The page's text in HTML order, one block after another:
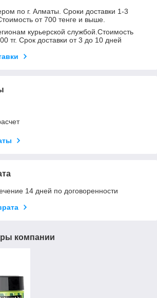
по г. Алматы. Сроки доставки 1-3
от 700 тенге и выше.
курьерской службой.Стоимость
тг. Срок доставки от 3 до 10 дней
14 дней по договоренности
компании